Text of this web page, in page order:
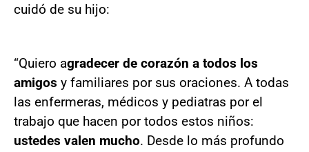
cuidó de su hijo:
“Quiero agradecer de corazón a todos los
amigos y familiares por sus oraciones. A todas
las enfermeras, médicos y pediatras por el
trabajo que hacen por todos estos niños:
ustedes valen mucho. Desde lo más profundo